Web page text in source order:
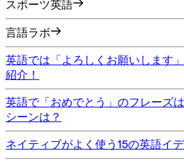
スポーツ英語
言語ラボ
英語では「よろしくお願いします
紹介！
英語で「おめでとう」のフレーズ
シーンは？
ネイティブがよく使う15の英語イ